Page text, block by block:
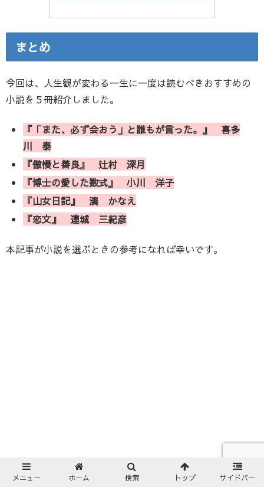
まとめ
今回は、人生観が変わる一生に一度は読むべきおすすめの
小説を５冊紹介しました。
『「また、必ず会おう」と誰もが言った。』 喜多
川 泰
『傲慢と善良』 辻村 深月
『博士の愛した数式』 小川 洋子
『山女日記』 湊 かなえ
『恋文』 連城 三紀彦
本記事が小説を選ぶときの参考になれば幸いです。
メニュー ホーム 検索 トップ サイドバー